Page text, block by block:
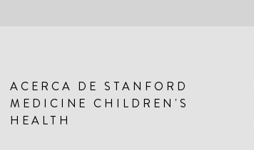
ACERCA DE STANFORD
MEDICINE CHILDREN'S
HEALTH